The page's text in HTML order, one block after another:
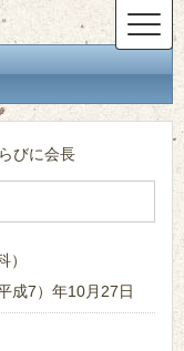
びに会長
成7）年10月27日